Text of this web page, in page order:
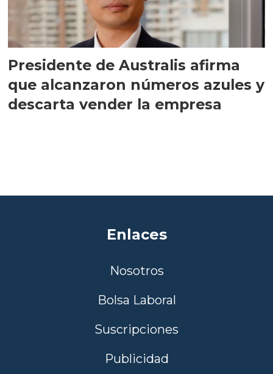
Presidente de Australis afirma
que alcanzaron números azules y
descarta vender la empresa
Enlaces
Nosotros
Bolsa Laboral
Suscripciones
Publicidad